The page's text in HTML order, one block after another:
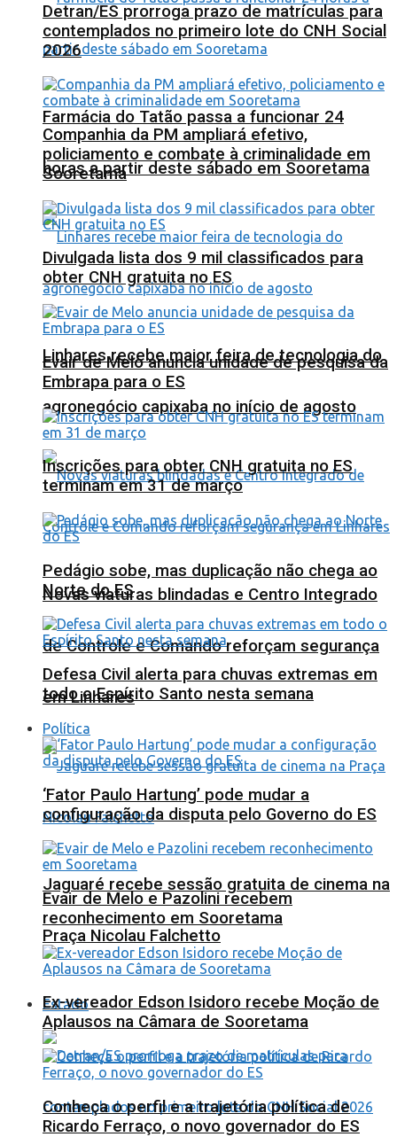
Farmácia do Tatão passa a funcionar 24
horas a partir deste sábado em Sooretama
Linhares recebe maior feira de tecnologia do
agronegócio capixaba no início de agosto
Novas viaturas blindadas e Centro Integrado
de Controle e Comando reforçam segurança
em Linhares
Jaguaré recebe sessão gratuita de cinema na
Praça Nicolau Falchetto
Estado
Detran/ES prorroga prazo de matrículas para
contemplados no primeiro lote do CNH Social
2026
Companhia da PM ampliará efetivo,
policiamento e combate à criminalidade em
Sooretama
Divulgada lista dos 9 mil classificados para
obter CNH gratuita no ES
Evair de Melo anuncia unidade de pesquisa da
Embrapa para o ES
Inscrições para obter CNH gratuita no ES
terminam em 31 de março
Pedágio sobe, mas duplicação não chega ao
Norte do ES
Defesa Civil alerta para chuvas extremas em
todo o Espírito Santo nesta semana
Política
‘Fator Paulo Hartung’ pode mudar a
configuração da disputa pelo Governo do ES
Evair de Melo e Pazolini recebem
reconhecimento em Sooretama
Ex-vereador Edson Isidoro recebe Moção de
Aplausos na Câmara de Sooretama
Conheça o perfil e a trajetória política de
Ricardo Ferraço, o novo governador do ES